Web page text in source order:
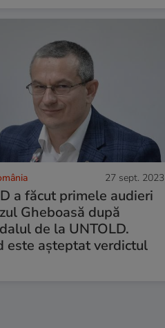
27 sept. 2023
a făcut primele audieri
Gheboasă după
de la UNTOLD.
este așteptat verdictul